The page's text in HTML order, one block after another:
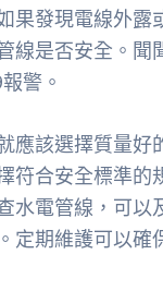
果發現電線外
線是否安全。聞
警。
應該選擇質量
符合安全標準
水電管線，可
定期維護可以確